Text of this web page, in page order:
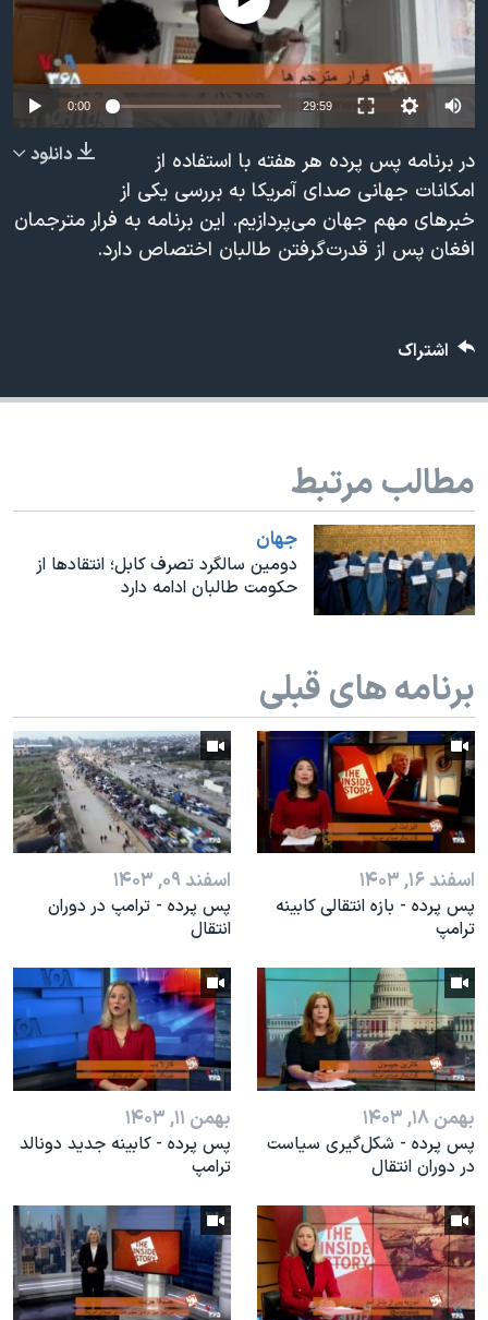
فرهنگ و زندگی
حقوق شهروندی
اقتصادی
اسرائیل در جنگ
گالری عکس
آرشیو پخش زنده
مستندها
انتخابات ریاست جمهوری آمریکا ۲۰۲۴
حمله جمهوری اسلامی به اسرائیل
ورزش زنان در ایران
اعتراضات زن، زندگی، آزادی
مجموعه مستندهای دادخواهی
اسرائیل در جنگ
نرگس محمدی برنده جایزه نوبل صلح
همایش محافظه‌کاران آمریکا «سی‌پک»
صفحه‌های ویژه
دنبال کنید
زبانهای مختلف
0:00 29:59
دانلود
در برنامه پس پرده هر هفته با استفاده از
امکانات جهانی صدای آمریکا به بررسی یکی از
خبرهای مهم جهان می‌پردازیم. این برنامه به فرار مترجمان
افغان پس از قدرت‌گرفتن طالبان اختصاص دارد.
اشتراک
مطالب مرتبط
جهان
دومین سالگرد تصرف کابل؛ انتقادها از
حکومت طالبان ادامه دارد
برنامه های قبلی
اسفند ۱۶, ۱۴۰۳
پس پرده - بازه انتقالی کابینه
ترامپ
اسفند ۰۹, ۱۴۰۳
پس پرده - ترامپ در دوران
انتقال
بهمن ۱۸, ۱۴۰۳
پس پرده - شکل‌گیری سیاست
در دوران انتقال
بهمن ۱۱, ۱۴۰۳
پس پرده - کابینه جدید دونالد
ترامپ